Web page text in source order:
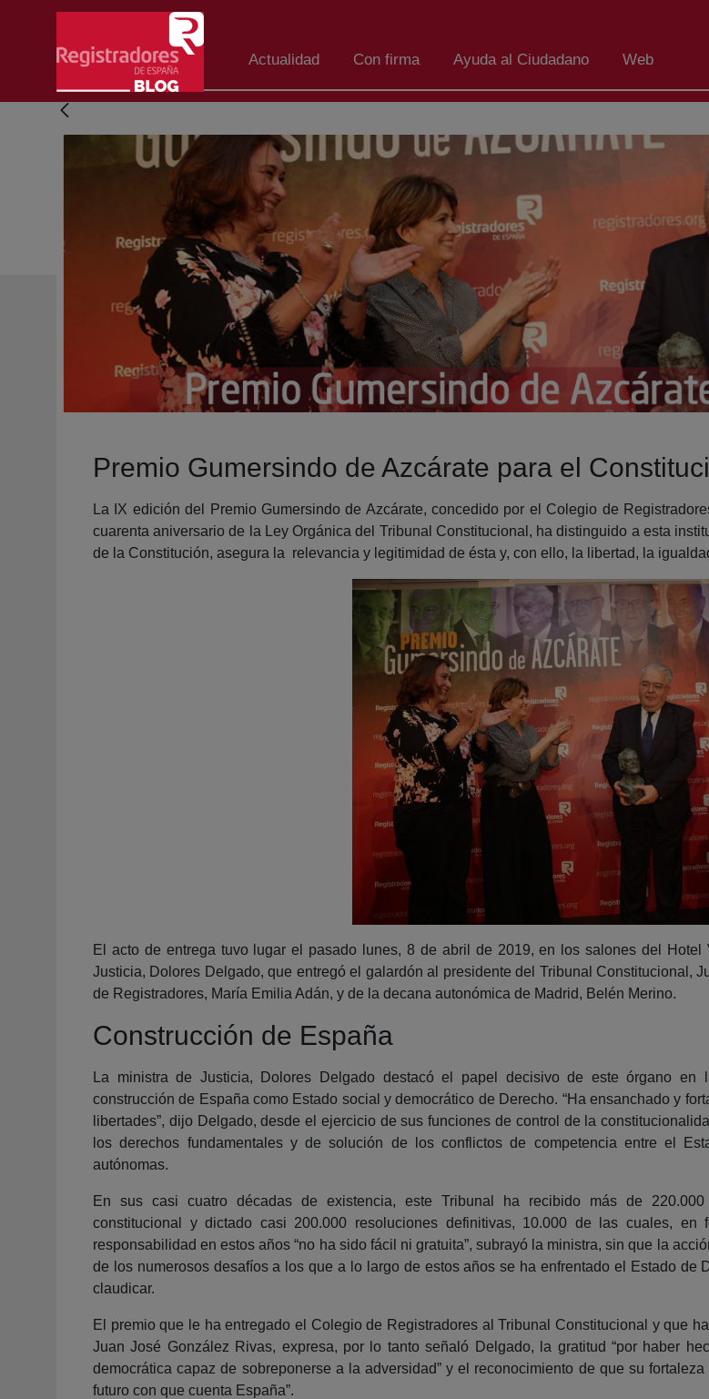
Saltar al contenido principal
Actualidad Con firma Ayuda al Ciudadano Web
Premio Gumersindo de Azcárate para el
La IX edición del Premio Gumersindo de Azcárate, concedido por el Colegio de
cuarenta aniversario de la Ley Orgánica del Tribunal Constitucional, ha distinguido a esta
de la Constitución, asegura la relevancia y legitimidad de ésta y, con ello, la libertad, la
El acto de entrega tuvo lugar el pasado lunes, 8 de abril de 2019, en los salones del
Justicia, Dolores Delgado, que entregó el galardón al presidente del Tribunal Constitucional,
de Registradores, María Emilia Adán, y de la decana autonómica de Madrid, Belén Merino.
Construcción de España
La ministra de Justicia, Dolores Delgado destacó el papel decisivo de este órgano en
construcción de España como Estado social y democrático de Derecho. “Ha ensanchado y
libertades”, dijo Delgado, desde el ejercicio de sus funciones de control de la
los derechos fundamentales y de solución de los conflictos de competencia entre el
autónomas.
En sus casi cuatro décadas de existencia, este Tribunal ha recibido más de 220.000
constitucional y dictado casi 200.000 resoluciones definitivas, 10.000 de las cuales, en
responsabilidad en estos años “no ha sido fácil ni gratuita”, subrayó la ministra, sin que la
de los numerosos desafíos a los que a lo largo de estos años se ha enfrentado el Estado de
claudicar.
El premio que le ha entregado el Colegio de Registradores al Tribunal Constitucional y que
Juan José González Rivas, expresa, por lo tanto señaló Delgado, la gratitud “por haber
democrática capaz de sobreponerse a la adversidad” y el reconocimiento de que su fortaleza
futuro con que cuenta España”.